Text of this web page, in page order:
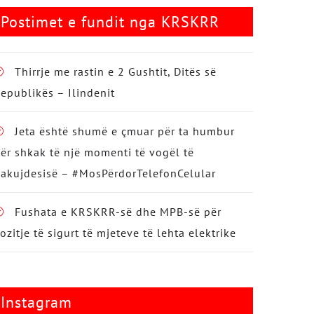
Postimet e fundit nga KRSKRR
Thirrje me rastin e 2 Gushtit, Ditës së
– Ilindenit
Jeta është shumë e çmuar për ta humbur
shkak të një momenti të vogël të
– #MosPërdorTelefonCelular
Fushata e KRSKRR-së dhe MPB-së për
të sigurt të mjeteve të lehta elektrike
Instagram